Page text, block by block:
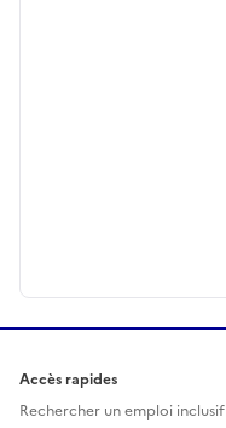
Accès rapides
Rechercher un emploi inclusif